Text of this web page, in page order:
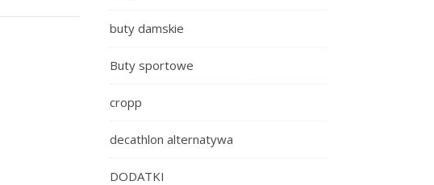
buty damskie
Buty sportowe
cropp
decathlon alternatywa
DODATKI